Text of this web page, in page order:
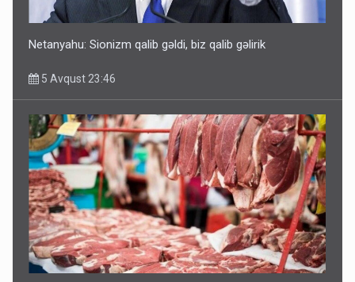
Rusiya azərbaycanlı diasporun obyektini məhv etdi -
FOTOLAR
5 Avqust 10:58
Netanyahu: Sionizm qalib gəldi, biz qalib gəlirik
5 Avqust 23:46